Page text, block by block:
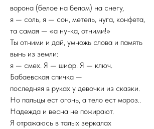
ворона (белое на белом) на снегу,
я — соль, я — сон, метель, нуга, конфета,
та самая — «а ну-ка, отними!»
Ты отними и дай, умножь слова и память
вынь из земли:
я — смех. Я — шифр. Я — ключ.
Бабаевская спичка —
последняя в руках у девочки из сказки.
Но пальцы ест огонь, а тело ест мороз..
Надежда и весна не пожирают.
Я отражаюсь в талых зеркалах